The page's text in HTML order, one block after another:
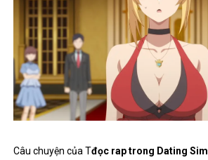
Câu chuyện của Tđọc rap trong Dating Sim